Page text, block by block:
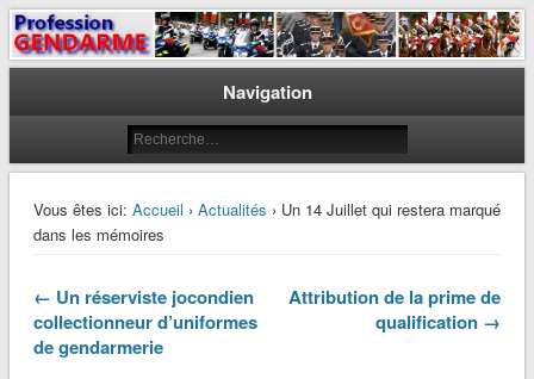
Profession Gendarme
Le journal des gendarmes
Navigation
Vous êtes ici: Accueil › Actualités › Un 14 Juillet qui restera marqué
dans les mémoires
← Un réserviste jocondien
collectionneur d’uniformes
de gendarmerie
Attribution de la prime de
qualification →